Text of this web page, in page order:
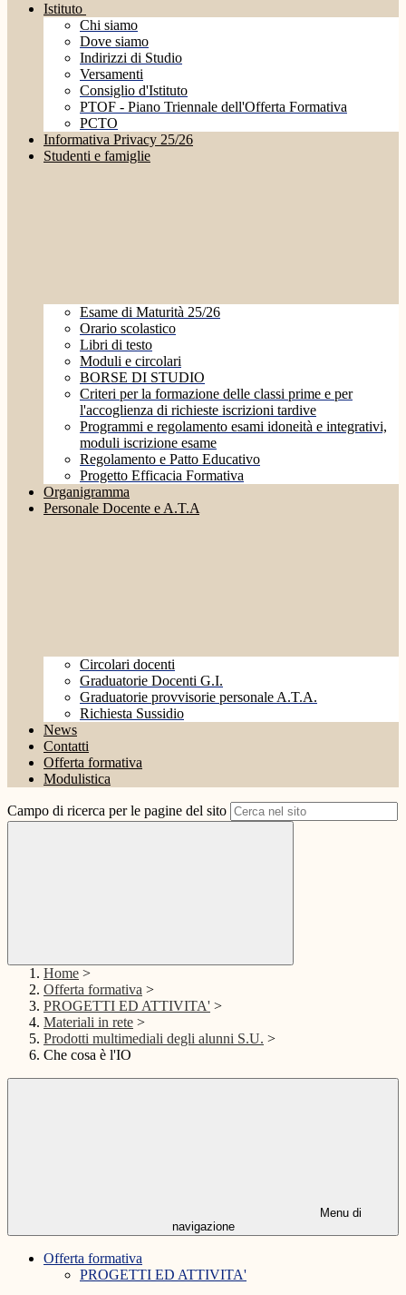
Istituto
Chi siamo
Dove siamo
Indirizzi di Studio
Versamenti
Consiglio d'Istituto
PTOF - Piano Triennale dell'Offerta Formativa
PCTO
Informativa Privacy 25/26
Studenti e famiglie
Esame di Maturità 25/26
Orario scolastico
Libri di testo
Moduli e circolari
BORSE DI STUDIO
Criteri per la formazione delle classi prime e per
l'accoglienza di richieste iscrizioni tardive
Programmi e regolamento esami idoneità e integrativi,
moduli iscrizione esame
Regolamento e Patto Educativo
Progetto Efficacia Formativa
Organigramma
Personale Docente e A.T.A
Circolari docenti
Graduatorie Docenti G.I.
Graduatorie provvisorie personale A.T.A.
Richiesta Sussidio
News
Contatti
Offerta formativa
Modulistica
Campo di ricerca per le pagine del sito
Home >
Offerta formativa >
PROGETTI ED ATTIVITA' >
Materiali in rete >
Prodotti multimediali degli alunni S.U. >
Che cosa è l'IO
Menu di
navigazione
Offerta formativa
PROGETTI ED ATTIVITA'